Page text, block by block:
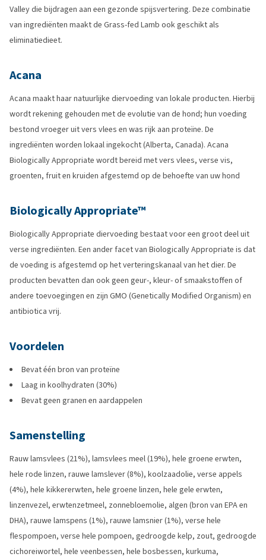
Valley die bijdragen aan een gezonde spijsvertering. Deze combinatie
van ingrediënten maakt de Grass-fed Lamb ook geschikt als
eliminatiedieet.
Acana
Acana maakt haar natuurlijke diervoeding van lokale producten. Hierbij
wordt rekening gehouden met de evolutie van de hond; hun voeding
bestond vroeger uit vers vlees en was rijk aan proteïne. De
ingrediënten worden lokaal ingekocht (Alberta, Canada). Acana
Biologically Appropriate wordt bereid met vers vlees, verse vis,
groenten, fruit en kruiden afgestemd op de behoefte van uw hond
Biologically Appropriate™
Biologically Appropriate diervoeding bestaat voor een groot deel uit
verse ingrediënten. Een ander facet van Biologically Appropriate is dat
de voeding is afgestemd op het verteringskanaal van het dier. De
producten bevatten dan ook geen geur-, kleur- of smaakstoffen of
andere toevoegingen en zijn GMO (Genetically Modified Organism) en
antibiotica vrij.
Voordelen
Bevat één bron van proteïne
Laag in koolhydraten (30%)
Bevat geen granen en aardappelen
Samenstelling
Rauw lamsvlees (21%), lamsvlees meel (19%), hele groene erwten,
hele rode linzen, rauwe lamslever (8%), koolzaadolie, verse appels
(4%), hele kikkererwten, hele groene linzen, hele gele erwten,
linzenvezel, erwtenzetmeel, zonnebloemolie, algen (bron van EPA en
DHA), rauwe lamspens (1%), rauwe lamsnier (1%), verse hele
flespompoen, verse hele pompoen, gedroogde kelp, zout, gedroogde
cichoreiwortel, hele veenbessen, hele bosbessen, kurkuma,